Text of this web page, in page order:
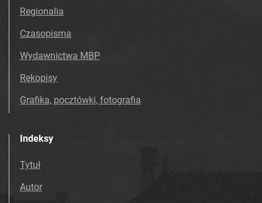
Regionalia
Czasopisma
Wydawnictwa MBP
Rękopisy
Grafika, pocztówki, fotografia
Indeksy
Tytuł
Autor